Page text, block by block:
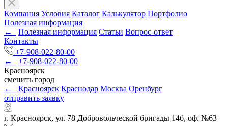
Компания Условия Каталог Калькулятор Портфолио
Полезная информация
←
Полезная информация Статьи Вопрос-ответ
Контакты
+7-908-022-80-00
←
+7-908-022-80-00
Красноярск
сменить город
←
Красноярск Краснодар Москва Оренбург
отправить заявку
г. Красноярск, ул. 78 Добровольческой бригады 14б, оф. №63